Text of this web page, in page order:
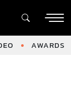
AWARDS